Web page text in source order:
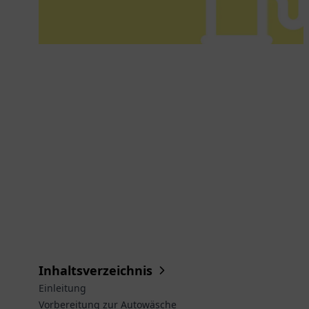
Inhaltsverzeichnis
Einleitung
Vorbereitung zur Autowäsche